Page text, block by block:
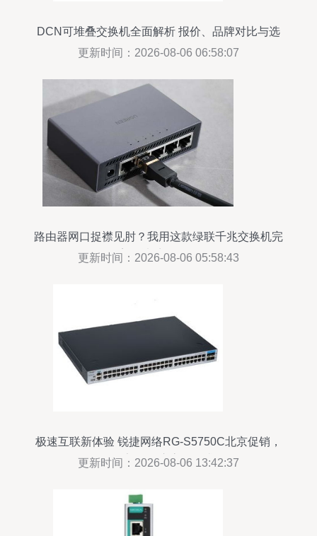
DCN可堆叠交换机全面解析 报价、品牌对比与选
购指南
更新时间：2026-08-06 06:58:07
路由器网口捉襟见肘？我用这款绿联千兆交换机完
美解决扩展难题
更新时间：2026-08-06 05:58:43
极速互联新体验 锐捷网络RG-S5750C北京促销，
稳健架构因应高瞻需求
更新时间：2026-08-06 13:42:37